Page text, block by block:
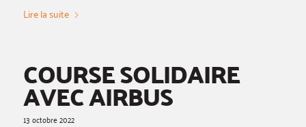
Lire la suite
COURSE SOLIDAIRE
AVEC AIRBUS
13 octobre 2022